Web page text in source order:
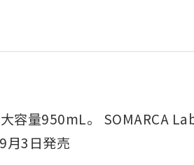
容量950mL。 SOMARCA
月3日発売